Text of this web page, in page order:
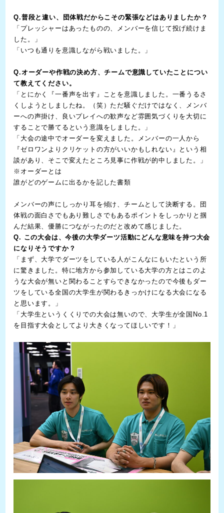
Q.普段と違い、団体戦だからこその緊張などはありましたか？
「プレッシャーはあったものの、メンバーを信じて投げ続けま
した。」
「いつも通りを意識しながら戦いました。」
Q.オーダーや作戦の決め方、チームで意識していたことについ
て教えてください。
「とにかく『一番声を出す』ことを意識しました。一番うるさ
くしようとしましたね。（笑）ただ騒ぐだけではなく、メンバ
ーへの声掛け、良いプレイへの歓声など雰囲気づくりを大切に
することで勝てるという意識をしました。」
「大会の途中でオーダーを変えました。メンバーの一人から
『ゼロワンよりクリケットの方がいいかもしれない』という相
談があり、そこで変えたところ見事に作戦が的中しました。」
※オーダーとは
誰がどのゲームに出るかを記した書類
メンバーの声にしっかり耳を傾け、チームとして決断する。団
体戦の面白さでもあり難しさでもあるポイントをしっかりと掴
んだ結果、優勝につながったのだと改めて感じました。
Q. この大会は、今後の大学ダーツ活動にどんな意味を持つ大会
になりそうですか？
「まず、大学でダーツをしている人がこんなにもいたという所
に驚きました。特に地方から参加している大学の方とはこのよ
うな大会が無いと関わることすらできなかったので今後もダー
ツをしている全国の大学生が関わるきっかけになる大会になる
と思います。」
「大学生というくくりでの大会は無いので、大学生が全国No.1
を目指す大会としてより大きくなってほしいです！」